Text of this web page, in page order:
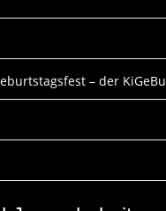
– der KiGeBu